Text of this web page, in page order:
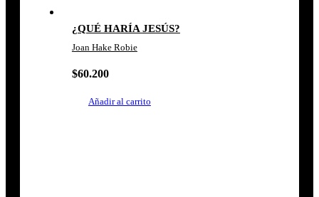
¿QUÉ HARÍA JESÚS?
Joan Hake Robie
$60.200
Añadir al carrito